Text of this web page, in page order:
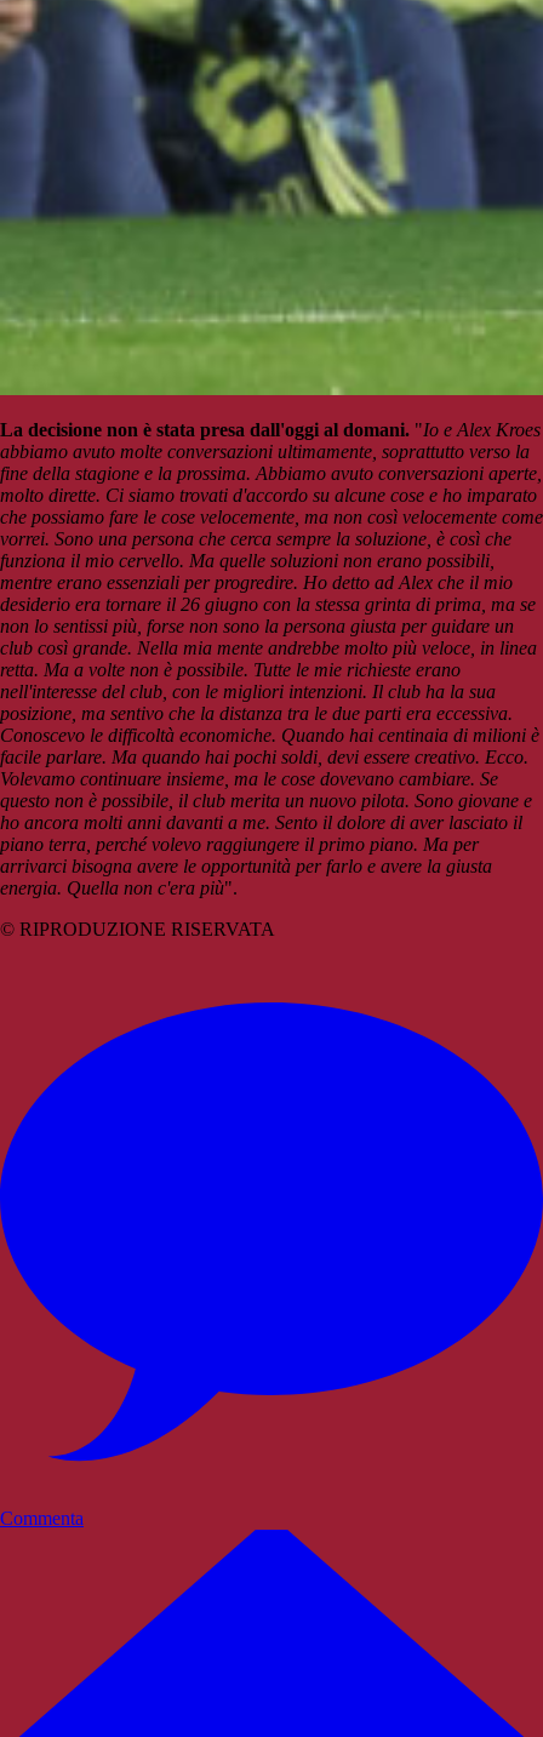
La decisione non è stata presa dall'oggi al domani. "Io e Alex Kroes
abbiamo avuto molte conversazioni ultimamente, soprattutto verso la
fine della stagione e la prossima. Abbiamo avuto conversazioni aperte,
molto dirette. Ci siamo trovati d'accordo su alcune cose e ho imparato
che possiamo fare le cose velocemente, ma non così velocemente come
vorrei. Sono una persona che cerca sempre la soluzione, è così che
funziona il mio cervello. Ma quelle soluzioni non erano possibili,
mentre erano essenziali per progredire. Ho detto ad Alex che il mio
desiderio era tornare il 26 giugno con la stessa grinta di prima, ma se
non lo sentissi più, forse non sono la persona giusta per guidare un
club così grande. Nella mia mente andrebbe molto più veloce, in linea
retta. Ma a volte non è possibile. Tutte le mie richieste erano
nell'interesse del club, con le migliori intenzioni. Il club ha la sua
posizione, ma sentivo che la distanza tra le due parti era eccessiva.
Conoscevo le difficoltà economiche. Quando hai centinaia di milioni è
facile parlare. Ma quando hai pochi soldi, devi essere creativo. Ecco.
Volevamo continuare insieme, ma le cose dovevano cambiare. Se
questo non è possibile, il club merita un nuovo pilota. Sono giovane e
ho ancora molti anni davanti a me. Sento il dolore di aver lasciato il
piano terra, perché volevo raggiungere il primo piano. Ma per
arrivarci bisogna avere le opportunità per farlo e avere la giusta
energia. Quella non c'era più".
© RIPRODUZIONE RISERVATA
Commenta